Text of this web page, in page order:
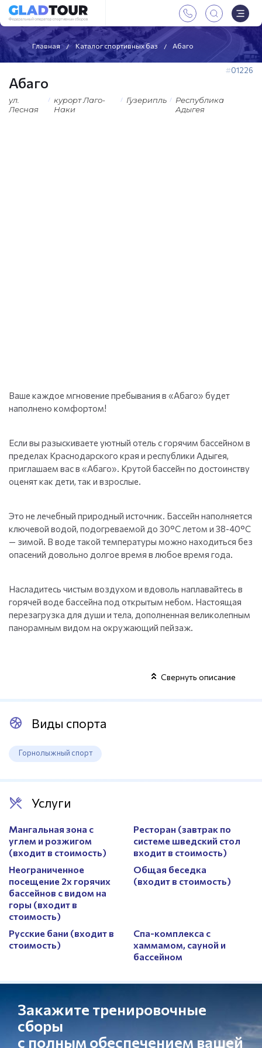
Главная Каталог спортивных баз Абаго
01226
Абаго
ул.
Лесная
курорт Лаго-
Наки
Гузерипль
Республика
Адыгея
Ваше каждое мгновение пребывания в «Абаго» будет
наполнено комфортом!
Если вы разыскиваете уютный отель с горячим бассейном в
пределах Краснодарского края и республики Адыгея,
приглашаем вас в «Абаго». Крутой бассейн по достоинству
оценят как дети, так и взрослые.
Это не лечебный природный источник. Бассейн наполняется
ключевой водой, подогреваемой до 30°C летом и 38-40°C
— зимой. В воде такой температуры можно находиться без
опасений довольно долгое время в любое время года.
Насладитесь чистым воздухом и вдоволь наплавайтесь в
горячей воде бассейна под открытым небом. Настоящая
перезагрузка для души и тела, дополненная великолепным
панорамным видом на окружающий пейзаж.
Свернуть описание
Виды спорта
Горнолыжный спорт
Услуги
Мангальная зона с
углем и розжигом
(входит в стоимость)
Ресторан (завтрак по
системе шведский стол
входит в стоимость)
Неограниченное
посещение 2х горячих
бассейнов с видом на
горы (входит в
стоимость)
Общая беседка
(входит в стоимость)
Русские бани (входит в
стоимость)
Спа-комплекса с
хаммамом, сауной и
бассейном
Закажите тренировочные
сборы
с полным обеспечением вашей